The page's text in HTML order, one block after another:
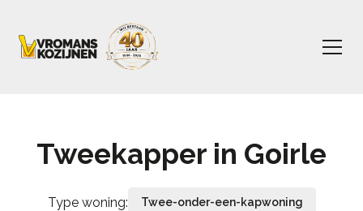
Tweekapper in Goirle
Type woning: Twee-onder-een-kapwoning